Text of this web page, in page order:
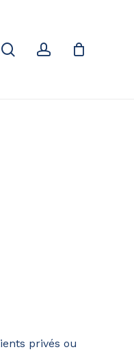
searchaccount
privés ou